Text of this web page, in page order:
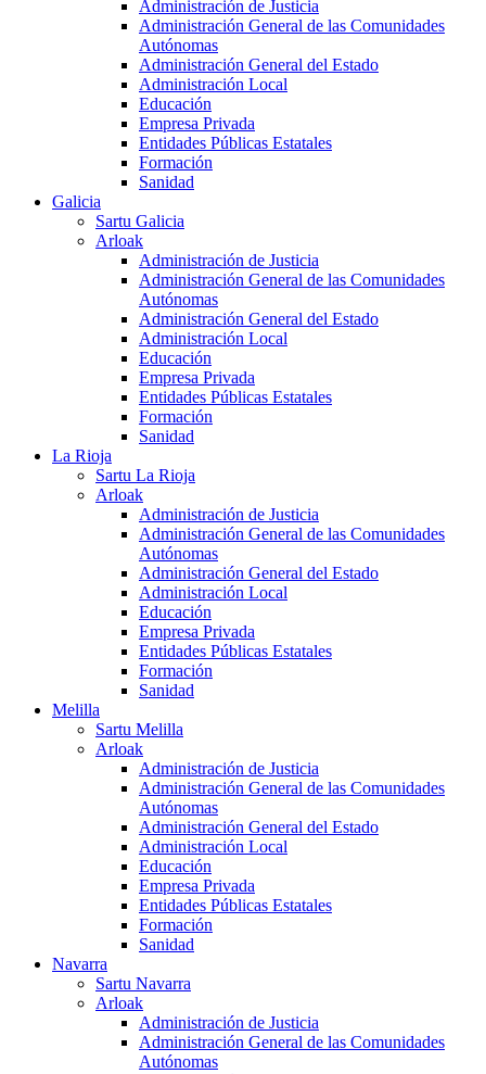
Administración de Justicia
Administración General de las Comunidades
Autónomas
Administración General del Estado
Administración Local
Educación
Empresa Privada
Entidades Públicas Estatales
Formación
Sanidad
Galicia
Sartu Galicia
Arloak
Administración de Justicia
Administración General de las Comunidades
Autónomas
Administración General del Estado
Administración Local
Educación
Empresa Privada
Entidades Públicas Estatales
Formación
Sanidad
La Rioja
Sartu La Rioja
Arloak
Administración de Justicia
Administración General de las Comunidades
Autónomas
Administración General del Estado
Administración Local
Educación
Empresa Privada
Entidades Públicas Estatales
Formación
Sanidad
Melilla
Sartu Melilla
Arloak
Administración de Justicia
Administración General de las Comunidades
Autónomas
Administración General del Estado
Administración Local
Educación
Empresa Privada
Entidades Públicas Estatales
Formación
Sanidad
Navarra
Sartu Navarra
Arloak
Administración de Justicia
Administración General de las Comunidades
Autónomas